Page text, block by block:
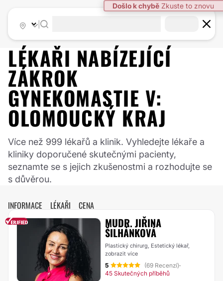
LÉKAŘI NABÍZEJÍCÍ
ZÁKROK
GYNEKOMASTIE V:
OLOMOUCKÝ KRAJ
Více než 999 lékařů a klinik. Vyhledejte lékaře a
kliniky doporučené skutečnými pacienty,
seznamte se s jejich zkušenostmi a rozhodujte se
s důvěrou.
INFORMACE LÉKAŘI CENA
MUDR. JIŘINA
ŠILHÁNKOVÁ
Plastický chirurg, Estetický lékař,
zobrazit více
5 (69 Recenzí)·
45 Skutečných příběhů